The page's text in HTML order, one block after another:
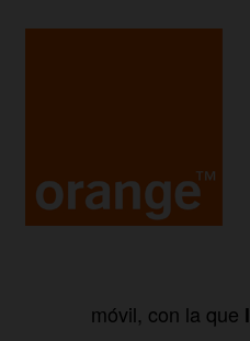
móvil, con la que